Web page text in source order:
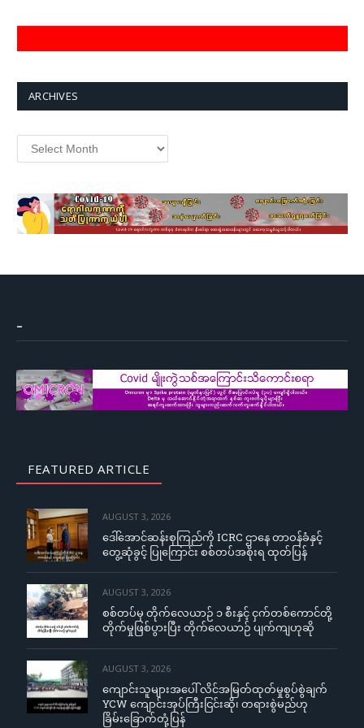
ARCHIVES
Archives
–
FEATURED ARTICLE
AUGUST 3, 2026
ဒေါ်အောင်ဆန်းစုကြည်ကို ICRC ဌာနေ တာဝန်ခံနှင့်
တွေ့ဆုံခွင့် ပြုကြောင်း စစ်တပ်အစိုးရ ထုတ်ပြန်
AUGUST 3, 2026
စစ်တပ်မှ တိုက်လေယာဉ် ၁ စီးနှင့် ငှက်တစ်ကောင်တို့
တိုက်မှုဖြစ်ပွားပြီး တိုက်လေယာဉ် ပျက်ကျဟုဆို
AUGUST 3, 2026
ကျောင်းသူများအပေါ် လိင်အမြတ်ထုတ်မှုစွပ်စွဲချက်
YCW ကျောင်းအုပ်ကြီးငြင်းဆို၊ တရားစွဲမည်ဟု
ခြိမ်းခြောက်တုံ့ပြန်